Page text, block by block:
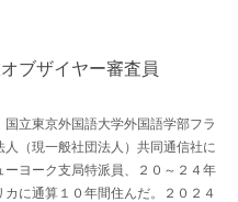
ブザイヤー審査員
立東京外国語大学外国語学部フラ
（現一般社団法人）共同通信社に
ヨーク支局特派員、２０～２４年
に通算１０年間住んだ。２０２４